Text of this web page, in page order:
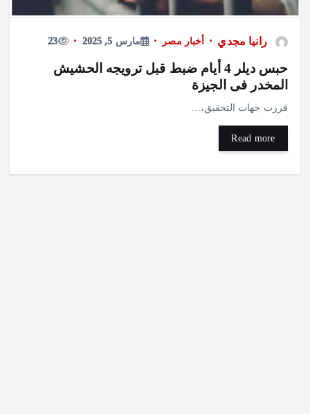
رانيا مجدي أخبار مصر مارس 5, 2025 23
حبس ديلر 4 أيام ضبط قبل ترويجه الحشيش
المخدر فى الجيزة
قررت جهات التحقيق،…
Read more